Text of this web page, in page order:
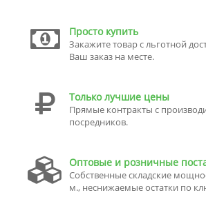
Просто купить
Закажите товар с льготной
Ваш заказ на месте.
Только лучшие цены
Прямые контракты с
посредников.
Оптовые и розничные
Собственные складские
м., неснижаемые остатки по